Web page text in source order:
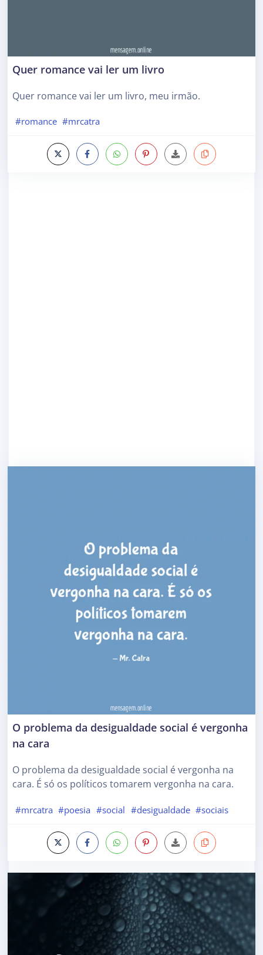
Quer romance vai ler um livro
Quer romance vai ler um livro, meu irmão.
#romance #mrcatra
O problema da desigualdade social é vergonha
na cara
O problema da desigualdade social é vergonha na
cara. É só os políticos tomarem vergonha na cara.
#mrcatra #poesia #social #desigualdade #sociais